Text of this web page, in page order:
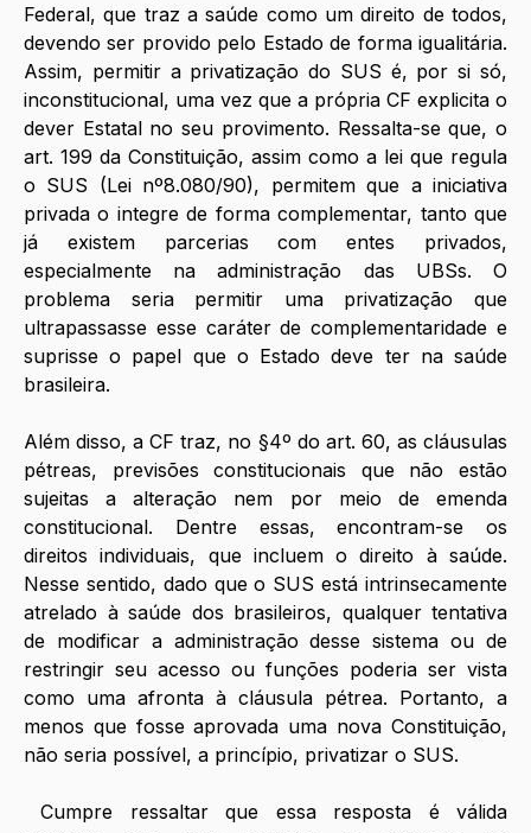
Federal, que traz a saúde como um direito de todos,
devendo ser provido pelo Estado de forma igualitária.
Assim, permitir a privatização do SUS é, por si só,
inconstitucional, uma vez que a própria CF explicita o
dever Estatal no seu provimento. Ressalta-se que, o
art. 199 da Constituição, assim como a lei que regula
o SUS (Lei nº8.080/90), permitem que a iniciativa
privada o integre de forma complementar, tanto que
já existem parcerias com entes privados,
especialmente na administração das UBSs. O
problema seria permitir uma privatização que
ultrapassasse esse caráter de complementaridade e
suprisse o papel que o Estado deve ter na saúde
brasileira.
Além disso, a CF traz, no §4º do art. 60, as cláusulas
pétreas, previsões constitucionais que não estão
sujeitas a alteração nem por meio de emenda
constitucional. Dentre essas, encontram-se os
direitos individuais, que incluem o direito à saúde.
Nesse sentido, dado que o SUS está intrinsecamente
atrelado à saúde dos brasileiros, qualquer tentativa
de modificar a administração desse sistema ou de
restringir seu acesso ou funções poderia ser vista
como uma afronta à cláusula pétrea. Portanto, a
menos que fosse aprovada uma nova Constituição,
não seria possível, a princípio, privatizar o SUS.
Cumpre ressaltar que essa resposta é válida